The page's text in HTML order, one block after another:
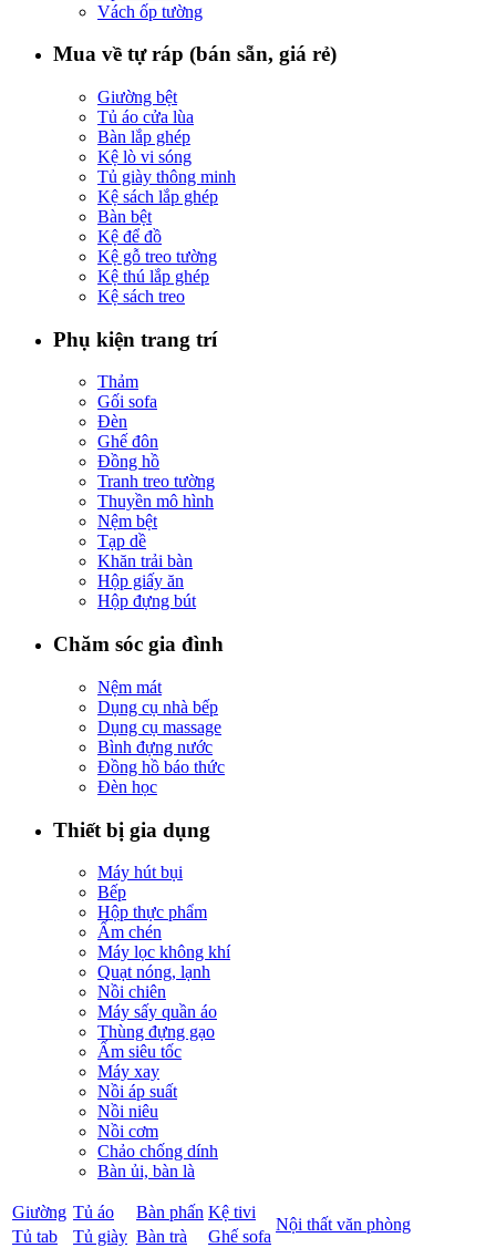
Vách ốp tường
Mua về tự ráp (bán sẵn, giá rẻ)
Giường bệt
Tủ áo cửa lùa
Bàn lắp ghép
Kệ lò vi sóng
Tủ giày thông minh
Kệ sách lắp ghép
Bàn bệt
Kệ để đồ
Kệ gỗ treo tường
Kệ thú lắp ghép
Kệ sách treo
Phụ kiện trang trí
Thảm
Gối sofa
Đèn
Ghế đôn
Đồng hồ
Tranh treo tường
Thuyền mô hình
Nệm bệt
Tạp dề
Khăn trải bàn
Hộp giấy ăn
Hộp đựng bút
Chăm sóc gia đình
Nệm mát
Dụng cụ nhà bếp
Dụng cụ massage
Bình đựng nước
Đồng hồ báo thức
Đèn học
Thiết bị gia dụng
Máy hút bụi
Bếp
Hộp thực phẩm
Ấm chén
Máy lọc không khí
Quạt nóng, lạnh
Nồi chiên
Máy sấy quần áo
Thùng đựng gạo
Ấm siêu tốc
Máy xay
Nồi áp suất
Nồi niêu
Nồi cơm
Chảo chống dính
Bàn ủi, bàn là
Giường Tủ áo Bàn phấn Kệ tivi
Nội thất văn phòng
Tủ tab Tủ giày Bàn trà
Ghế sofa